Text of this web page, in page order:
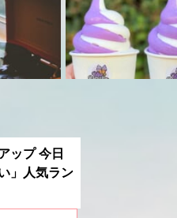
ップ 今日
」人気ラン